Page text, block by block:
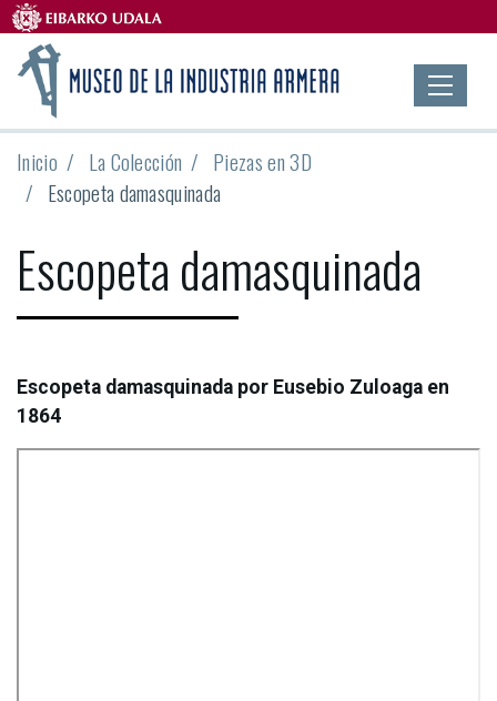
Inicio La Colección
Piezas en 3D
Escopeta damasquinada
Escopeta damasquinada
Escopeta damasquinada por Eusebio Zuloaga en
1864